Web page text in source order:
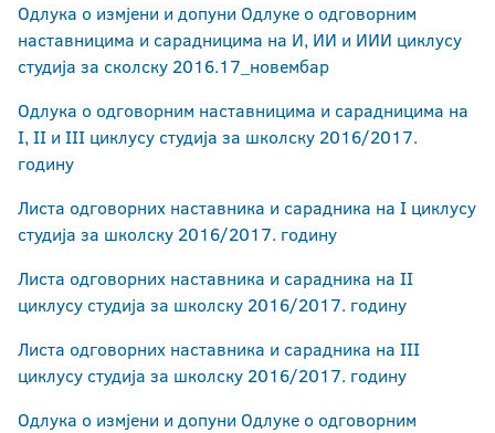
Одлука о измјени и допуни Одлуке о одговорним
наставницима и сарадницима на И, ИИ и ИИИ циклусу
студија за сколску 2016.17_новембар
Одлука о одговорним наставницима и сарадницима на
I, II и III циклусу студија за школску 2016/2017.
годину
Листа одговорних наставника и сарадника на I циклусу
студија за школску 2016/2017. годину
Листа одговорних наставника и сарадника на II
циклусу студија за школску 2016/2017. годину
Листа одговорних наставника и сарадника на III
циклусу студија за школску 2016/2017. годину
Одлука о измјени и допуни Одлуке о одговорним